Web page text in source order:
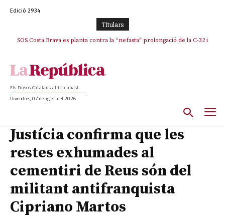
Edició 2934
TItulars
SOS Costa Brava es planta contra la “nefasta” prolongació de la C-32 i
Els Països Catalans al teu abast
Divendres, 07 de agost del 2026
Justícia confirma que les
restes exhumades al
cementiri de Reus són del
militant antifranquista
Cipriano Martos